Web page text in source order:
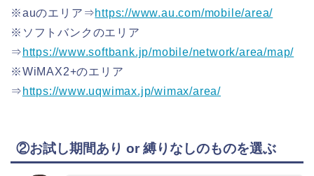
※auのエリア⇒https://www.au.com/mobile/area/
※ソフトバンクのエリア
⇒ https://www.softbank.jp/mobile/network/area/map/
※WiMAX2+のエリア
⇒ https://www.uqwimax.jp/wimax/area/
②お試し期間あり or 縛りなしのものを選ぶ